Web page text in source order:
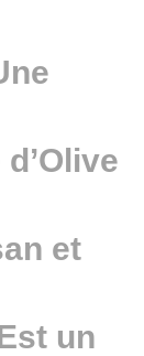
et
un